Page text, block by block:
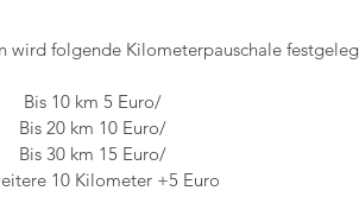
wird folgende Kilometerpauschale
Bis 10 km 5 Euro/
Bis 20 km 10 Euro/
Bis 30 km 15 Euro/
10 Kilometer +5 Euro